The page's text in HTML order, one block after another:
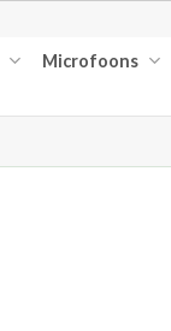
Microfoons